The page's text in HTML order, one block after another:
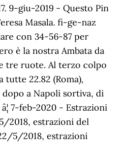
9-giu-2019 - Questo Pin
Masala. fi-ge-naz
con 34-56-87 per
è la nostra Ambata da
tre ruote. Al terzo colpo
tutte 22.82 (Roma),
a Napoli sortiva, di
â¦ 7-feb-2020 - Estrazioni
2018, estrazioni del
5/2018, estrazioni